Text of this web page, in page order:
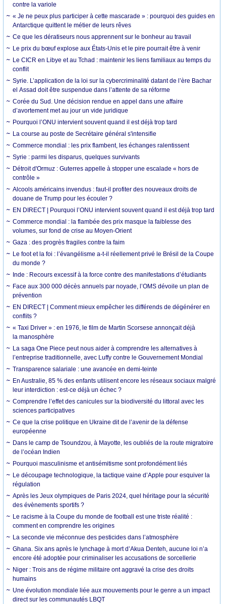
contre la variole
« Je ne peux plus participer à cette mascarade » : pourquoi des guides en
Antarctique quittent le métier de leurs rêves
Ce que les dératiseurs nous apprennent sur le bonheur au travail
Le prix du bœuf explose aux États-Unis et le pire pourrait être à venir
Le CICR en Libye et au Tchad : maintenir les liens familiaux au temps du
conflit
Syrie. L’application de la loi sur la cybercriminalité datant de l’ère Bachar
el Assad doit être suspendue dans l’attente de sa réforme
Corée du Sud. Une décision rendue en appel dans une affaire
d’avortement met au jour un vide juridique
Pourquoi l’ONU intervient souvent quand il est déjà trop tard
La course au poste de Secrétaire général s'intensifie
Commerce mondial : les prix flambent, les échanges ralentissent
Syrie : parmi les disparus, quelques survivants
Détroit d'Ormuz : Guterres appelle à stopper une escalade « hors de
contrôle »
Alcools américains invendus : faut-il profiter des nouveaux droits de
douane de Trump pour les écouler ?
EN DIRECT | Pourquoi l’ONU intervient souvent quand il est déjà trop tard
Commerce mondial : la flambée des prix masque la faiblesse des
volumes, sur fond de crise au Moyen-Orient
Gaza : des progrès fragiles contre la faim
Le foot et la foi : l’évangélisme a-t-il réellement privé le Brésil de la Coupe
du monde ?
Inde : Recours excessif à la force contre des manifestations d’étudiants
Face aux 300 000 décès annuels par noyade, l’OMS dévoile un plan de
prévention
EN DIRECT | Comment mieux empêcher les différends de dégénérer en
conflits ?
« Taxi Driver » : en 1976, le film de Martin Scorsese annonçait déjà
la manosphère
La saga One Piece peut nous aider à comprendre les alternatives à
l’entreprise traditionnelle, avec Luffy contre le Gouvernement Mondial
Transparence salariale : une avancée en demi-teinte
En Australie, 85 % des enfants utilisent encore les réseaux sociaux malgré
leur interdiction : est-ce déjà un échec ?
Comprendre l’effet des canicules sur la biodiversité du littoral avec les
sciences participatives
Ce que la crise politique en Ukraine dit de l’avenir de la défense
européenne
Dans le camp de Tsoundzou, à Mayotte, les oubliés de la route migratoire
de l’océan Indien
Pourquoi masculinisme et antisémitisme sont profondément liés
Le découpage technologique, la tactique vaine d’Apple pour esquiver la
régulation
Après les Jeux olympiques de Paris 2024, quel héritage pour la sécurité
des évènements sportifs ?
Le racisme à la Coupe du monde de football est une triste réalité :
comment en comprendre les origines
La seconde vie méconnue des pesticides dans l’atmosphère
Ghana. Six ans après le lynchage à mort d’Akua Denteh, aucune loi n’a
encore été adoptée pour criminaliser les accusations de sorcellerie
Niger : Trois ans de régime militaire ont aggravé la crise des droits
humains
Une évolution mondiale liée aux mouvements pour le genre a un impact
direct sur les communautés LBQT